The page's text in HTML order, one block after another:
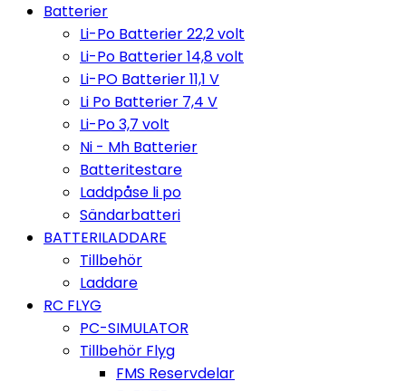
Batterier
Li-Po Batterier 22,2 volt
Li-Po Batterier 14,8 volt
Li-PO Batterier 11,1 V
Li Po Batterier 7,4 V
Li-Po 3,7 volt
Ni - Mh Batterier
Batteritestare
Laddpåse li po
Sändarbatteri
BATTERILADDARE
Tillbehör
Laddare
RC FLYG
PC-SIMULATOR
Tillbehör Flyg
FMS Reservdelar